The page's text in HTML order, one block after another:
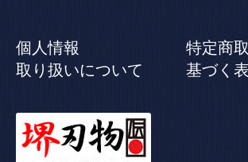
個人情報
取り扱いについて
特定商
基づく